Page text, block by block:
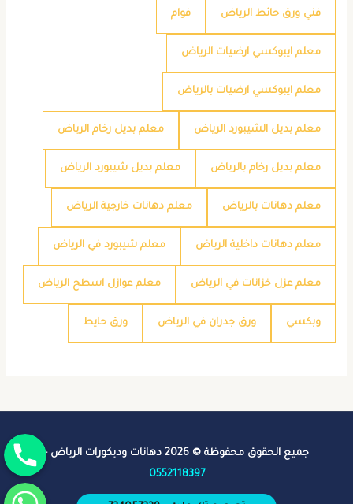
فني ورق حائط الرياض فوام
معلم ايبوكسي ارضيات الرياض
معلم ايبوكسي ارضيات بالرياض
معلم بديل الشيبورد الرياض معلم بديل رخام الرياض
معلم بديل رخام بالرياض معلم بديل شيبورد الرياض
معلم دهانات بالرياض معلم دهانات خارجية الرياض
معلم دهانات داخلية الرياض معلم شيبورد في الرياض
معلم عزل خزانات في الرياض معلم عوازل اسطح الرياض
وبكسي ورق جدران في الرياض ورق حايط
جميع الحقوق محفوظة © 2026 دهانات وديكورات الرياض -
0552118397
جوال
واتساب